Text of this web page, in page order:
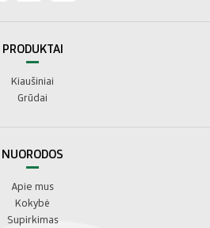
PRODUKTAI
Kiaušiniai
Grūdai
NUORODOS
Apie mus
Kokybė
Supirkimas